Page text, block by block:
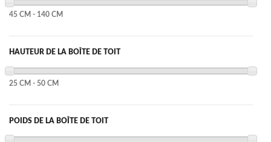
45 CM - 140 CM
HAUTEUR DE LA BOÎTE DE TOIT
25 CM - 50 CM
POIDS DE LA BOÎTE DE TOIT